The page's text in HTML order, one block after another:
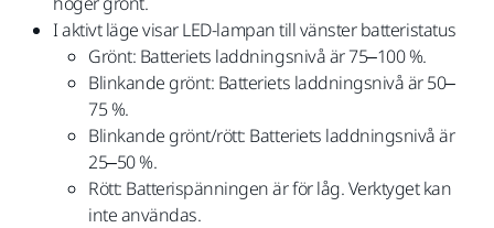
I aktivt läge visar LED-lampan till vänster batteristatus
Grönt: Batteriets laddningsnivå är 75–100 %.
Blinkande grönt: Batteriets laddningsnivå är 50–
75 %.
Blinkande grönt/rött: Batteriets laddningsnivå är
25–50 %.
Rött: Batterispänningen är för låg. Verktyget kan
inte användas.